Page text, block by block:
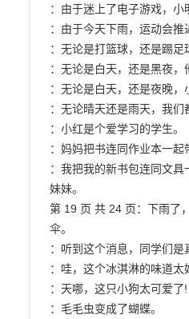
：由于迷上了电子游戏，小
：由于今天下雨，运动会推
：无论是打篮球，还是踢足
：无论是白天，还是黑夜，
：无论是白天，还是夜晚，
：无论晴天还是雨天，我们
：小红是个爱学习的学生。
：妈妈把书连同作业本一起
：我把我的新书包连同文具
妹妹。
第 19 页 共 24 页：下雨了
伞。
：听到这个消息，同学们是
：哇，这个冰淇淋的味道太
：天哪，这只小狗太可爱了!
：毛毛虫变成了蝴蝶。